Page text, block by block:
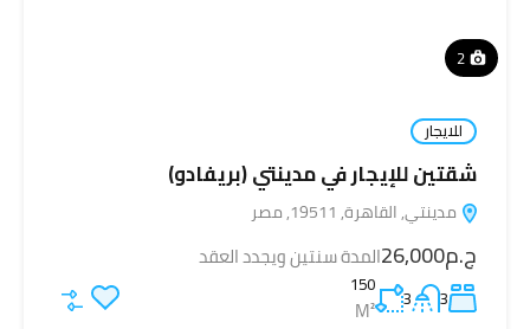
2
للايجار
شقتين للإيجار في مدينتي (بريفادو)
مدينتي, القاهرة, 19511, مصر
ج.م26,000 المدة سنتين ويجدد العقد
3
3
150
M²